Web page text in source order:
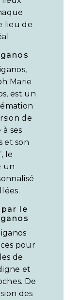
lieu de
Marie
est un
de
ses
et son
le
un
le
pour
de
et
De
des